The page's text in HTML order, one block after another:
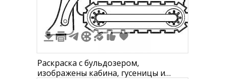
2 1
Раскраска с бульдозером,
изображены кабина, гусеницы и